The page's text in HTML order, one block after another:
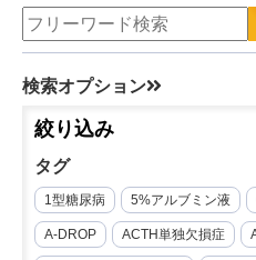
検索オプション
絞り込み
タグ
1型糖尿病 5%アルブミン液
A-DROP ACTH単独欠損症